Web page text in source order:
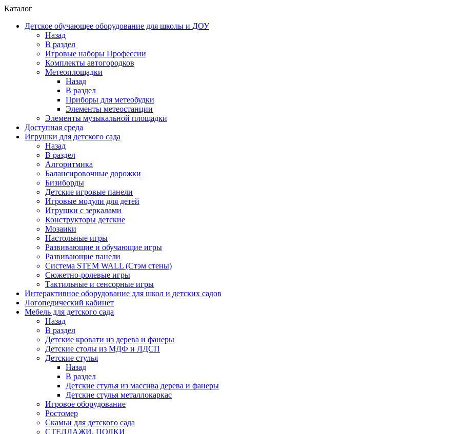
Каталог
Детское обучающее оборудование для школы и ДОУ
Назад
В раздел
Игровые наборы Профессии
Комплекты автогородков
Метеоплощадки
Назад
В раздел
Приборы для метеобудки
Элементы метеостанции
Элементы музыкальной площадки
Доступная среда
Игрушки для детского сада
Назад
В раздел
Алгоритмика
Балансировочные дорожки
Бизиборды
Детские игровые панели
Игровые модули для детей
Игрушки с зеркалами
Конструкторы детские
Мозаики
Настольные игры
Развивающие и обучающие игры
Развивающие панели
Система STEM WALL (Cтэм стены)
Сюжетно-ролевые игры
Тактильные и сенсорные игры
Интерактивное оборудование для школ и детских садов
Логопедический кабинет
Мебель для детского сада
Назад
В раздел
Детские кровати из дерева и фанеры
Детские столы из МДФ и ЛДСП
Детские стулья
Назад
В раздел
Детские стулья из массива дерева и фанеры
Детские стулья металлокаркас
Игровое оборудование
Ростомер
Скамьи для детского сада
СТЕЛЛАЖИ, ПОЛКИ